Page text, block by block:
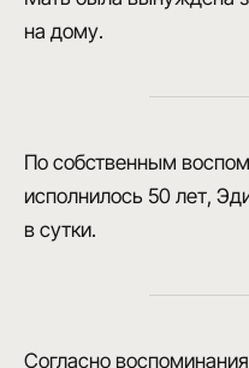
на дому.
По собственным
исполнилось 50 лет,
в сутки.
Согласно